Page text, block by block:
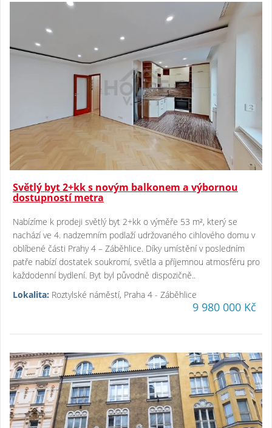
Světlý byt 2+kk s novým balkonem a výbornou
dostupností metra
Nabízíme k prodeji světlý byt 2+kk o výměře 53 m², který se
nachází ve 4. nadzemním podlaží udržovaného cihlového domu v
oblíbené části Prahy 4 – Záběhlice. Díky umístění v posledním
patře nabízí dostatek soukromí, světla a příjemnou atmosféru pro
každodenní bydlení. Byt byl původně dispozičně..
Lokalita: Roztylské náměstí, Praha 4 - Záběhlice
9 980 000 Kč